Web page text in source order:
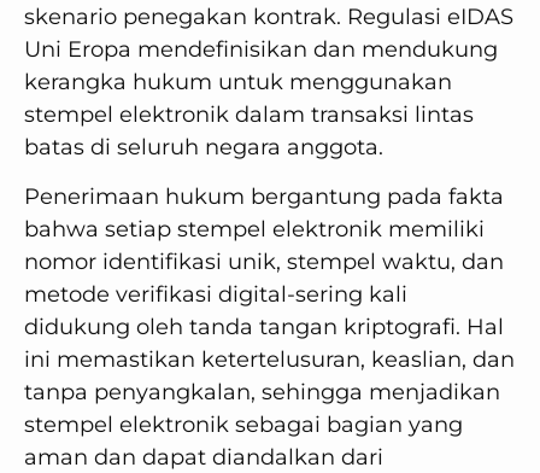
skenario penegakan kontrak. Regulasi eIDAS
Uni Eropa mendefinisikan dan mendukung
kerangka hukum untuk menggunakan
stempel elektronik dalam transaksi lintas
batas di seluruh negara anggota.
Penerimaan hukum bergantung pada fakta
bahwa setiap stempel elektronik memiliki
nomor identifikasi unik, stempel waktu, dan
metode verifikasi digital-sering kali
didukung oleh tanda tangan kriptografi. Hal
ini memastikan ketertelusuran, keaslian, dan
tanpa penyangkalan, sehingga menjadikan
stempel elektronik sebagai bagian yang
aman dan dapat diandalkan dari